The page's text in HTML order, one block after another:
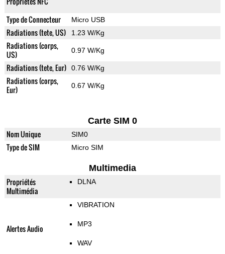
Type de Connecteur Micro USB
Radiations (tete, US) 1.23 W/Kg
Radiations (corps,
US)
0.97 W/Kg
Radiations (tete, Eur) 0.76 W/Kg
Radiations (corps,
Eur)
0.67 W/Kg
Carte SIM 0
Nom Unique SIM0
Type de SIM Micro SIM
Multimedia
Propriétés
Multimédia
DLNA
Alertes Audio
VIBRATION
MP3
WAV